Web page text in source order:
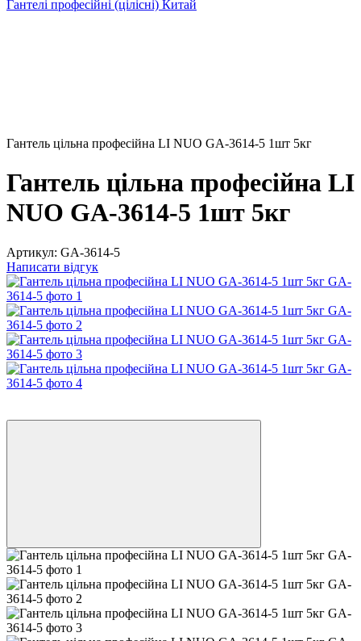
Гантелі професійні (цілісні) Китай
Гантель цільна професійна LI NUO GA-3614-5 1шт 5кг
Гантель цільна професійна LI
NUO GA-3614-5 1шт 5кг
Артикул: GA-3614-5
Написати відгук